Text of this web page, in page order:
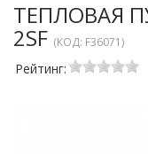
ТЕПЛОВАЯ
2SF (КОД: F36071)
Рейтинг: